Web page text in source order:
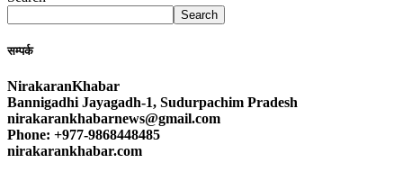
Search
सम्पर्क
NirakaranKhabar
Bannigadhi Jayagadh-1, Sudurpachim Pradesh
nirakarankhabarnews@gmail.com
Phone: +977-9868448485
nirakarankhabar.com